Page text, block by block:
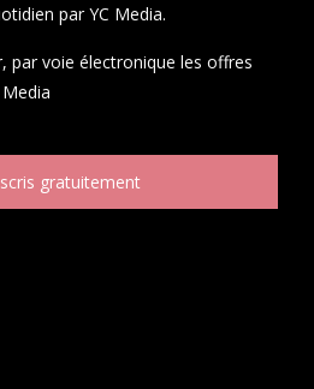
par YC Media.
par voie électronique les offres